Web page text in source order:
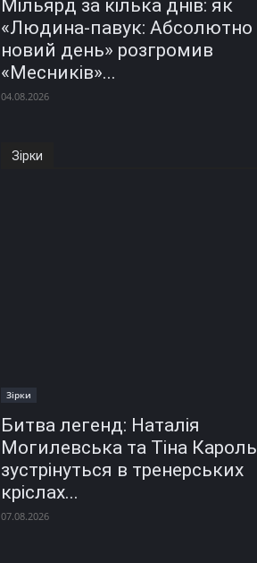
Мільярд за кілька днів: як
«Людина-павук: Абсолютно
новий день» розгромив
«Месників»...
04.08.2026
Зірки
Зірки
Битва легенд: Наталія
Могилевська та Тіна Кароль
зустрінуться в тренерських
кріслах...
07.08.2026